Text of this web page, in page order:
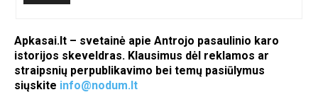
Apkasai.lt – svetainė apie Antrojo pasaulinio karo
istorijos skeveldras. Klausimus dėl reklamos ar
straipsnių perpublikavimo bei temų pasiūlymus
siųskite info@nodum.lt